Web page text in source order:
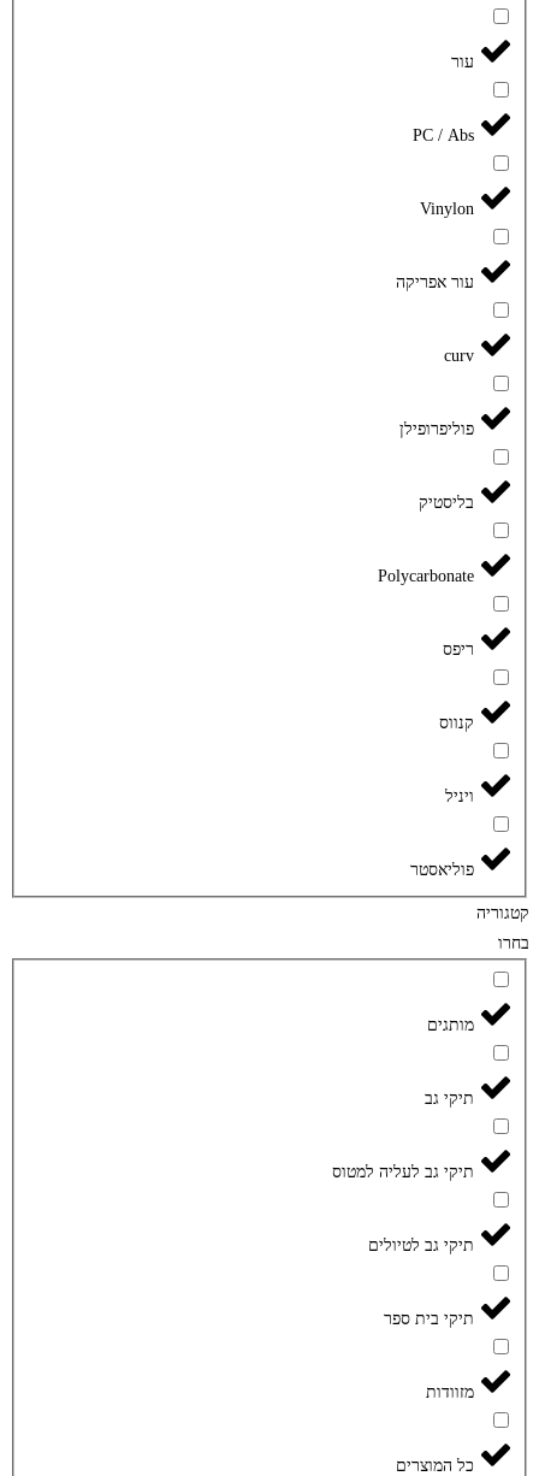
עור
PC / Abs
Vinylon
עור אפריקה
curv
פוליפרופילן
בליסטיק
Polycarbonate
ריפס
קנווס
ויניל
פוליאסטר
קטגוריה
בחרו
מותגים
תיקי גב
תיקי גב לעליה למטוס
תיקי גב לטיולים
תיקי בית ספר
מזוודות
כל המוצרים